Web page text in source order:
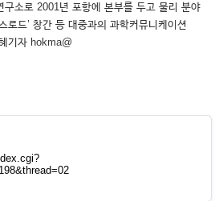
구소로 2001년 포항에 본부를 두고 물리 분야
로드’ 창간 등 대중과의 과학커뮤니케이션
기자 hokma@